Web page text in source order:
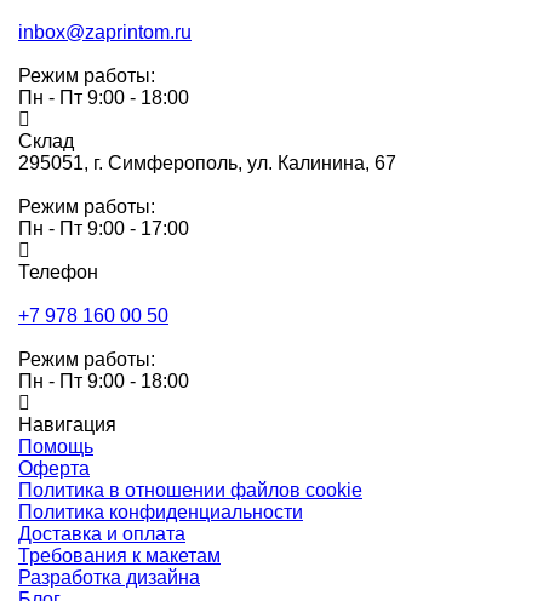
inbox@zaprintom.ru
Режим работы:
Пн - Пт 9:00 - 18:00
Склад
295051, г. Симферополь, ул. Калинина, 67
Режим работы:
Пн - Пт 9:00 - 17:00
Телефон
+7 978 160 00 50
Режим работы:
Пн - Пт 9:00 - 18:00
Навигация
Помощь
Оферта
Политика в отношении файлов cookie
Политика конфиденциальности
Доставка и оплата
Требования к макетам
Разработка дизайна